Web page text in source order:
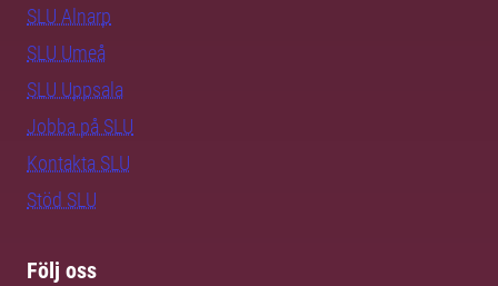
SLU Alnarp
SLU Umeå
SLU Uppsala
Jobba på SLU
Kontakta SLU
Stöd SLU
Följ oss